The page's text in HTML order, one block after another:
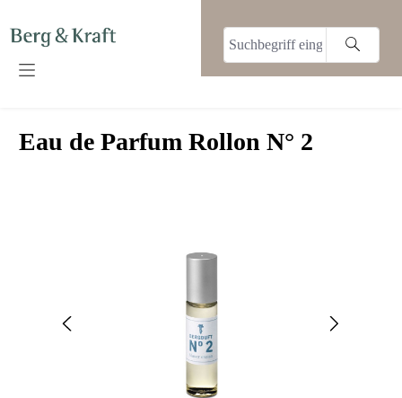
Eau de Parfum Rollon N° 2